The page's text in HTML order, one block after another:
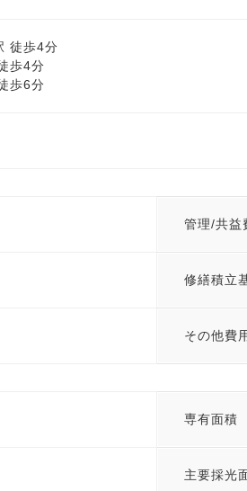
徒歩4分
歩4分
歩6分
管理/共益
修繕積立
その他費
専有面積
主要採光